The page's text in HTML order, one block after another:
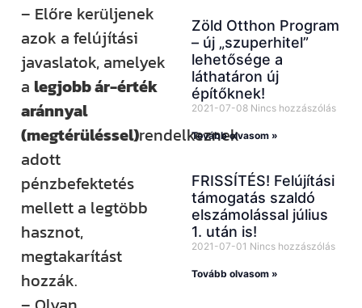
– Előre kerüljenek
azok a felújítási
javaslatok, amelyek
a legjobb ár-érték
aránnyal
(megtérüléssel)rendelkeznek
adott
pénzbefektetés
mellett a legtöbb
hasznot,
megtakarítást
hozzák.
Zöld Otthon Program
– új „szuperhitel”
lehetősége a
láthatáron új
építőknek!
2021-07-08 Nincs hozzászólás
Tovább olvasom »
FRISSÍTÉS! Felújítási
támogatás szaldó
elszámolással július
1. után is!
2021-07-01 Nincs hozzászólás
Tovább olvasom »